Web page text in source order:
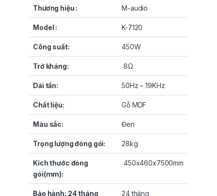
Thương hiệu : M-audio
Model : K-7120
Công suất: 450W
Trở kháng: 8Ω
Dải tần: 50Hz – 19KHz
Chất liệu: Gỗ MDF
Màu sắc: Đen
Trọng lượng đóng gói: 28kg
Kích thước đóng
gói(mm):
450x460x7500mm
Bảo hành: 24 tháng 24 tháng